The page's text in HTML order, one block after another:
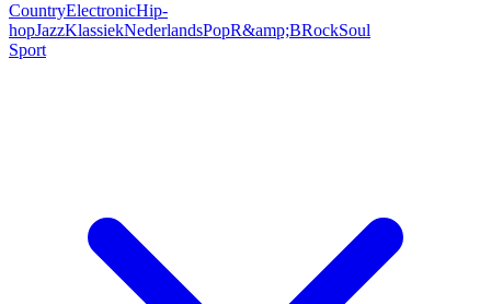
CountryElectronicHip-
hopJazzKlassiekNederlandsPopR&amp;BRockSoul
Sport